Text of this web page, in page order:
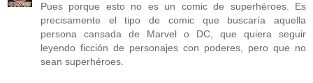
Pues porque esto no es un comic de superhéroes. Es
precisamente el tipo de comic que buscaría aquella
persona cansada de Marvel o DC, que quiera seguir
leyendo ficción de personajes con poderes, pero que no
sean superhéroes.